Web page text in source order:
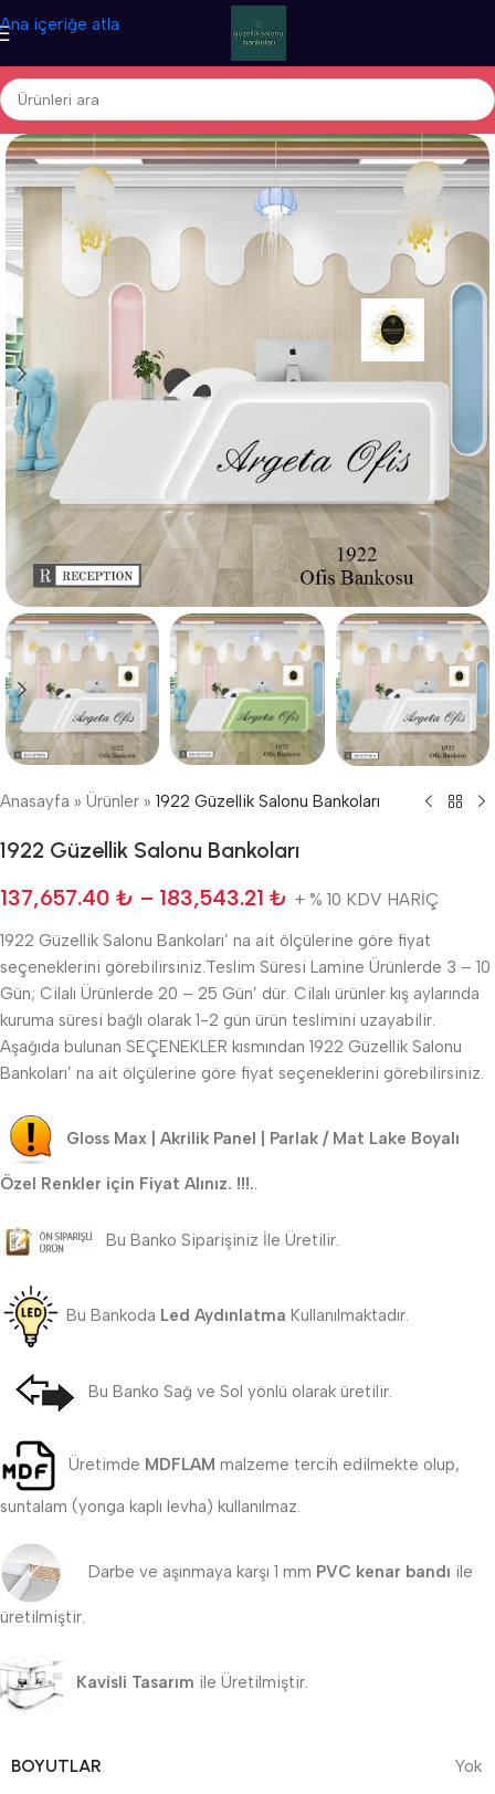
Ana içeriğe atla
Anasayfa » Ürünler » 1922 Güzellik Salonu Bankoları
1922 Güzellik Salonu Bankoları
137,657.40 ₺ – 183,543.21 ₺ + % 10 KDV HARİÇ
1922 Güzellik Salonu Bankoları’ na ait ölçülerine göre fiyat
seçeneklerini görebilirsiniz.Teslim Süresi Lamine Ürünlerde 3 – 10
Gün; Cilalı Ürünlerde 20 – 25 Gün’ dür. Cilalı ürünler kış aylarında
kuruma süresi bağlı olarak 1-2 gün ürün teslimini uzayabilir.
Aşağıda bulunan SEÇENEKLER kısmından 1922 Güzellik Salonu
Bankoları’ na ait ölçülerine göre fiyat seçeneklerini görebilirsiniz.
Gloss Max | Akrilik Panel | Parlak / Mat Lake Boyalı
Özel Renkler için Fiyat Alınız. !!!..
Bu Banko Siparişiniz İle Üretilir.
Bu Bankoda Led Aydınlatma Kullanılmaktadır.
Bu Banko Sağ ve Sol yönlü olarak üretilir.
Üretimde MDFLAM malzeme tercih edilmekte olup,
suntalam (yonga kaplı levha) kullanılmaz.
Darbe ve aşınmaya karşı 1 mm PVC kenar bandı ile
üretilmiştir.
Kavisli Tasarım ile Üretilmiştir.
BOYUTLAR Yok